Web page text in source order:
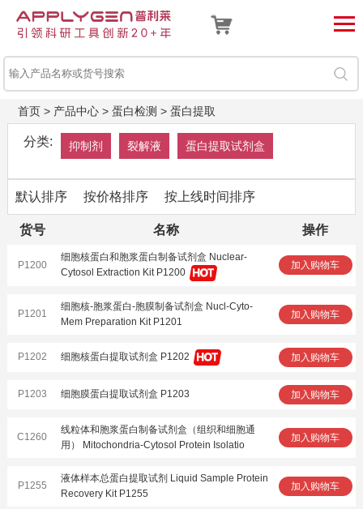
首页> 产品中心> 蛋白检测 > 蛋白提取
分类: 抑制剂 裂解液 蛋白提取试剂盒
默认排序 按价格排序 按上线时间排序
货号 名称 操作
P1200
细胞核蛋白和胞浆蛋白制备试剂盒 Nuclear-
Cytosol Extraction Kit P1200
加入购物车
P1201
细胞核-胞浆蛋白-胞膜制备试剂盒 Nucl-Cyto-
Mem Preparation Kit P1201
加入购物车
P1202 细胞核蛋白提取试剂盒 P1202 加入购物车
P1203 细胞膜蛋白提取试剂盒 P1203 加入购物车
C1260
线粒体和胞浆蛋白制备试剂盒（组织和细胞通
用） Mitochondria-Cytosol Protein Isolatio
加入购物车
P1255
液体样本总蛋白提取试剂 Liquid Sample Protein
Recovery Kit P1255
加入购物车